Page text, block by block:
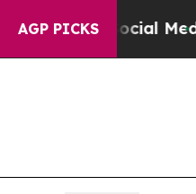
AGP PICKS
Social MediaBig